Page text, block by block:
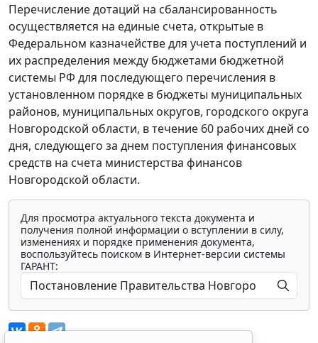
Перечисление дотаций на сбалансированность
осуществляется на единые счета, открытые в
Федеральном казначействе для учета поступлений и
их распределения между бюджетами бюджетной
системы РФ для последующего перечисления в
установленном порядке в бюджеты муниципальных
районов, муниципальных округов, городского округа
Новгородской области, в течение 60 рабочих дней со
дня, следующего за днем поступления финансовых
средств на счета министерства финансов
Новгородской области.
Для просмотра актуального текста документа и
получения полной информации о вступлении в силу,
изменениях и порядке применения документа,
воспользуйтесь поиском в Интернет-версии системы
ГАРАНТ: